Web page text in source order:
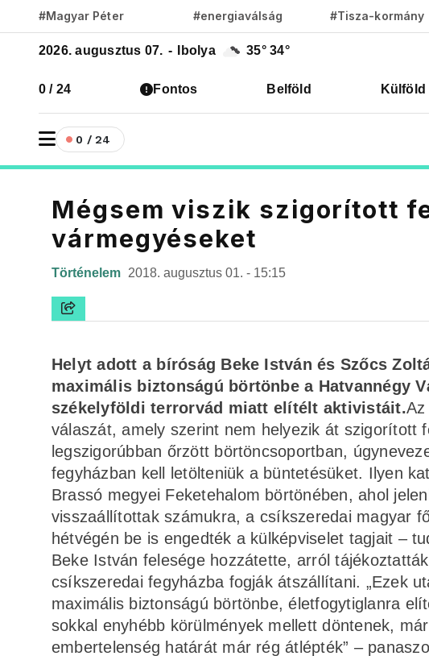
#Magyar Péter #energiaválság #Tisza-kormány
2026. augusztus 07. - Ibolya 35° 34°
0 / 24 Fontos Belföld Külföld
0 / 24
Mégsem viszik szigorított
vármegyéseket
Történelem 2018. augusztus 01. - 15:15
Helyt adott a bíróság Beke István és Szőcs
maximális biztonságú börtönbe a Hatvannégy
székelyföldi terrorvád miatt elítélt aktivistáit.
válaszát, amely szerint nem helyezik át szigorított
legszigorúbban őrzött börtöncsoportban,
fegyházban kell letölteniük a büntetésüket. Ilyen
Brassó megyei Feketehalom börtönében, ahol
visszaállítottak számukra, a csíkszeredai magyar
hétvégén be is engedték a külképviselet tagjait –
Beke István felesége hozzátette, arról
csíkszeredai fegyházba fogják átszállítani. „Ezek
maximális biztonságú börtönbe, életfogytiglanra
sokkal enyhébb körülmények mellett döntenek,
embertelenség határát már rég átlépték” –